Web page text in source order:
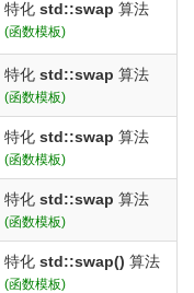
特化 std::swap 算法
(函数模板)
特化 std::swap 算法
(函数模板)
特化 std::swap 算法
(函数模板)
特化 std::swap 算法
(函数模板)
特化 std::swap() 算法
(函数模板)